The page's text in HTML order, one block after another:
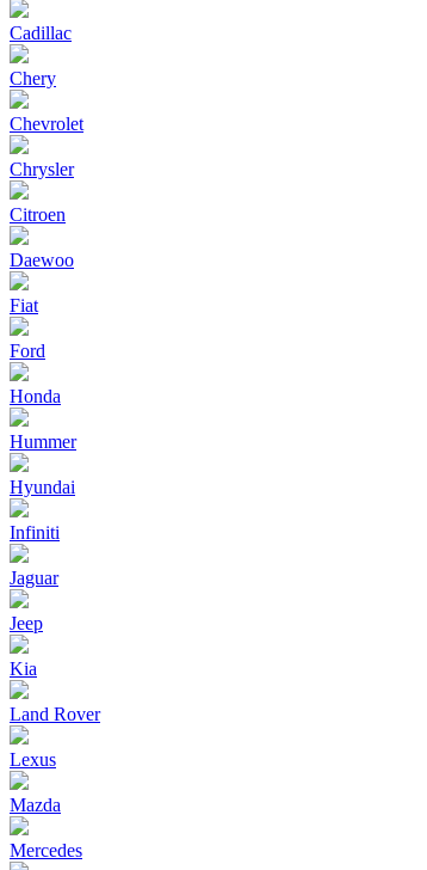
Cadillac
Chery
Chevrolet
Chrysler
Citroen
Daewoo
Fiat
Ford
Honda
Hummer
Hyundai
Infiniti
Jaguar
Jeep
Kia
Land Rover
Lexus
Mazda
Mercedes